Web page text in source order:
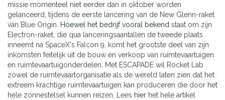
missie momenteel niet eerder dan in oktober worden
gelanceerd, tijdens de eerste lancering van de New Glenn-raket
van Blue Origin. Hoewel het bedrijf vooral bekend staat om zijn
Electron-raket, die qua lanceringsaantallen de tweede plaats
inneemt na SpaceX's Falcon 9, komt het grootste deel van zijn
inkomsten feitelijk uit de bouw en verkoop van ruimtevaartuigen
en ruimtevaartuigonderdelen. Met ESCAPADE wil Rocket Lab
zowel de ruimtevaartorganisatie als de wereld laten zien dat het
extreem krachtige ruimtevaartuigen kan produceren die door het
hele zonnestelsel kunnen reizen. Lees hier het hele artikel